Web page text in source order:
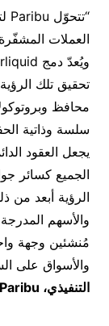
“تتحوّل Paribu
العملات
ويُعدّ دمج
تحقيق تلك
محافظ
سلسة وذاتية
يجعل العقود
الجميع كسائر
الرؤية أبعد من
والأسهم
مُنشئين وجهة
والأسواق على
التنفيذي، Paribu